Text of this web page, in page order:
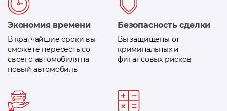
Экономия времени
В кратчайшие сроки вы
сможете пересесть со
своего автомобиля на
новый автомобиль
Безопасность сделки
Вы защищены от
криминальных и
финансовых рисков